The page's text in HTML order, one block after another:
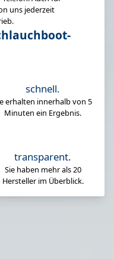
uns jederzeit
schnell.
erhalten innerhalb von 5
Minuten ein Ergebnis.
transparent.
Sie haben mehr als 20
Hersteller im Überblick.